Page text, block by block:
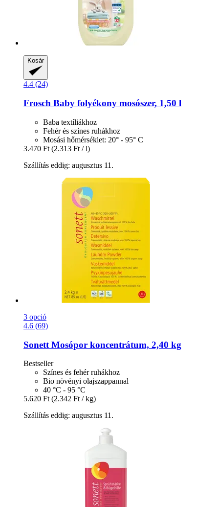
Kosár
4.4 (24)
Frosch Baby folyékony mosószer, 1,50 l
Baba textíliákhoz
Fehér és színes ruhákhoz
Mosási hőmérséklet: 20° - 95° C
3.470 Ft (2.313 Ft / l)
Szállítás eddig: augusztus 11.
3 opció
4.6 (69)
Sonett Mosópor koncentrátum, 2,40 kg
Bestseller
Színes és fehér ruhákhoz
Bio növényi olajszappannal
40 °C - 95 °C
5.620 Ft (2.342 Ft / kg)
Szállítás eddig: augusztus 11.